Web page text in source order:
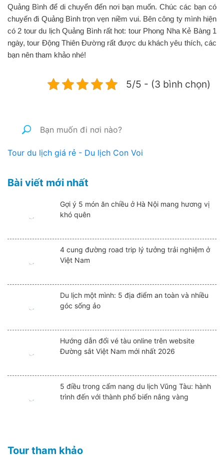
Quảng Bình để di chuyển đến nơi bạn muốn. Chúc các bạn có
chuyến đi Quảng Bình trọn vẹn niềm vui. Bên công ty mình hiện
có 2 tour du lịch Quảng Bình rất hot: tour Phong Nha Kẻ Bàng 1
ngày, tour Động Thiên Đường rất được du khách yêu thích, các
bạn nên tham khảo nhé!
5/5 - (3 bình chọn)
Tour du lịch giá rẻ - Du lịch Con Voi
Bài viết mới nhất
Gợi ý 5 món ăn chiều ở Hà Nội mang hương vị
khó quên
4 cung đường road trip lý tưởng trải nghiệm ở
Việt Nam
Du lịch một mình: 5 địa điểm an toàn và nhiều
góc sống ảo
Hướng dẫn đổi vé tàu online trên website
Đường sắt Việt Nam mới nhất 2026
5 điều trong cẩm nang du lịch Vũng Tàu: hành
trình đến với thành phố biển nắng vàng
Tour tham khảo